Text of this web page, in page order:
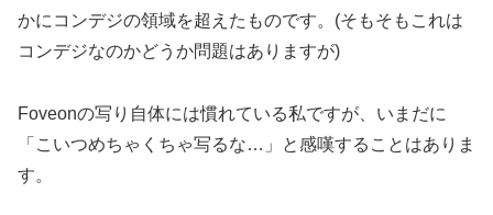
かにコンデジの領域を超えたものです。(そもそもこれは
コンデジなのかどうか問題はありますが)
Foveonの写り自体には慣れている私ですが、いまだに
「こいつめちゃくちゃ写るな…」と感嘆することはありま
す。